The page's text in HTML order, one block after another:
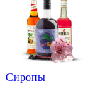
Сиропы